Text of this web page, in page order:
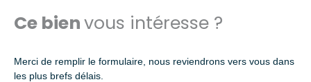
Ce bienvous intéresse ?
Merci de remplir le formulaire, nous reviendrons vers vous dans
les plus brefs délais.